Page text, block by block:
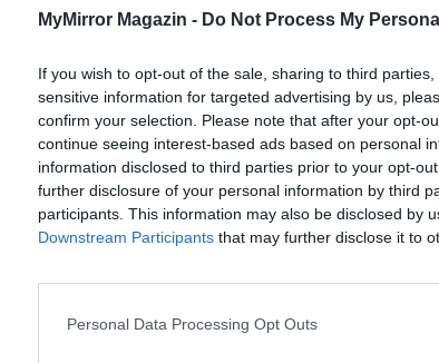
MyMirror Magazin - Do Not Process My
If you wish to opt-out of the sale, sharing to third
sensitive information for targeted advertising by us,
confirm your selection. Please note that after your opt-
continue seeing interest-based ads based on personal
information disclosed to third parties prior to your opt-
further disclosure of your personal information by third
participants. This information may also be disclosed by
Downstream Participants that may further disclose it to
Personal Data Processing Opt Outs